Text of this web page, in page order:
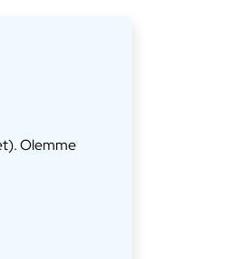
Olemme